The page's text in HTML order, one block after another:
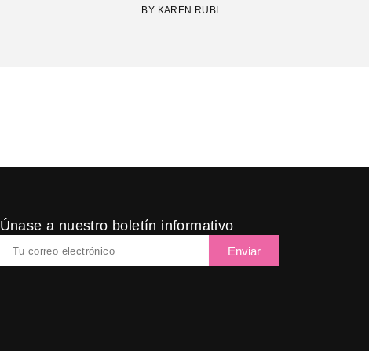
BY KAREN RUBI
Únase a nuestro boletín informativo
Enviar